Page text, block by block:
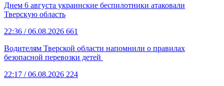
Днем 6 августа украинские беспилотники атаковали
Тверскую область
22:36 / 06.08.2026 661
Водителям Тверской области напомнили о правилах
безопасной перевозки детей
22:17 / 06.08.2026 224